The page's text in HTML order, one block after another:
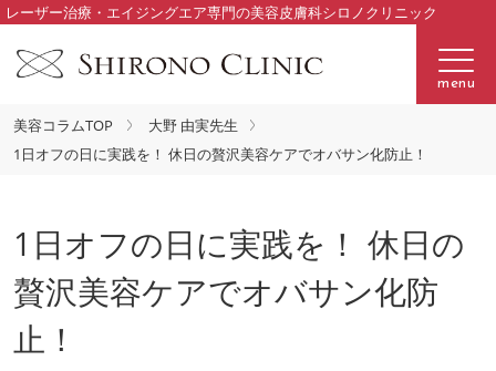
レーザー治療・エイジングエア専門の美容皮膚科シロノクリニック
menu
美容コラムTOP
大野 由実先生
1日オフの日に実践を！ 休日の贅沢美容ケアでオバサン化防止！
1日オフの日に実践を！ 休日の
贅沢美容ケアでオバサン化防
止！